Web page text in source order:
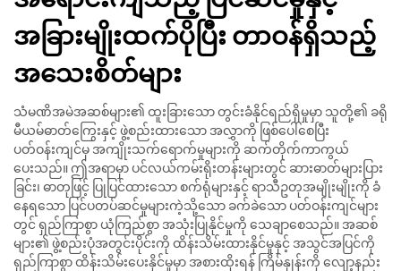
အခြားမျိုးထက်ပိုပြီး တာဝန်ရှိသည့်
အသေးစိတ်များ
သံမဏိအမဲအဆစ်များ၏ ထူးခြားသော တွင်းခံနိုင်ရည်ရှိမှုမှာ သူတို့၏ ခရို
မီယမ်ဓာတ်ကြွေးနှင့် ဖွဲ့စည်းထားသော အလွှာကို ဖြစ်ပေါ်စေပြီး
ပတ်ဝန်းကျင်မှ အကျိုးသက်ရောက်မှုများကို ဆက်တိုက်ကာကွယ်
ပေးသည်။ ဤအရာမှာ ပင်လယ်ကမ်းရိုးတန်းများတွင် ဆားဓာတ်များပြား
ခြင်း၊ ဓာတုဖြင့် ပြုပြင်ထားသော စက်ရုံများနှင့် ရာသီဥတုအမျိုးမျိုးကို ခံ
နေရသော ပြင်ပတပ်ဆင်မှုများကဲ့သို့သော ခက်ခဲသော ပတ်ဝန်းကျင်များ
တွင် ရှည်ကြာစွာ ယုံကြည်စွာ အသုံးပြုနိုင်မှုကို သေချာစေသည်။ အဆစ်
များ၏ ဖွဲ့စည်းပုံအတွင်းပိုင်းကို ထိန်းသိမ်းထားနိုင်မှုနှင့် အသွင်အပြင်ကို
ရှည်ကြာစွာ ထိန်းသိမ်းပေးနိုင်မှုမှာ အစားထိုးရန် ကြိမ်နှုန်းကို လျော့နည်း